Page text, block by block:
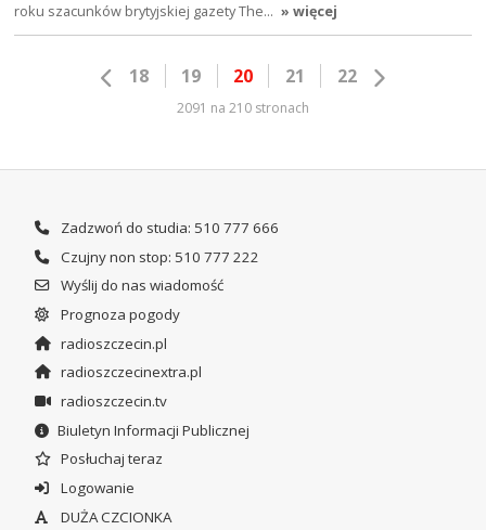
roku szacunków brytyjskiej gazety The… » więcej
18 19 20 21 22
2091 na 210 stronach
Zadzwoń do studia: 510 777 666
Czujny non stop: 510 777 222
Wyślij do nas wiadomość
Prognoza pogody
radioszczecin.pl
radioszczecinextra.pl
radioszczecin.tv
Biuletyn Informacji Publicznej
Posłuchaj teraz
Logowanie
DUŻA CZCIONKA